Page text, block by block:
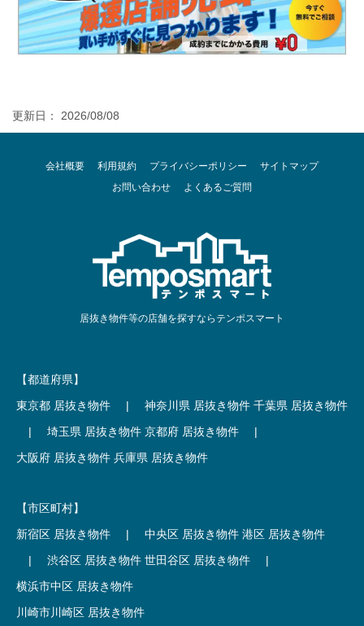
更新日： 2026/08/08
会社概要 利用規約 プライバシーポリシー
サイトマップ
お問い合わせ
よくあるご質問
居抜き物件等の店舗を探すならテンポスマート
【都道府県】
東京都 居抜き物件
| 神奈川県 居抜き物件 千葉県 居抜き物件
|
埼玉県 居抜き物件 京都府 居抜き物件
|
大阪府 居抜き物件 兵庫県 居抜き物件
【市区町村】
新宿区 居抜き物件
| 中央区 居抜き物件 港区 居抜き物件
|
渋谷区 居抜き物件 世田谷区 居抜き物件
|
横浜市中区 居抜き物件
川崎市川崎区 居抜き物件